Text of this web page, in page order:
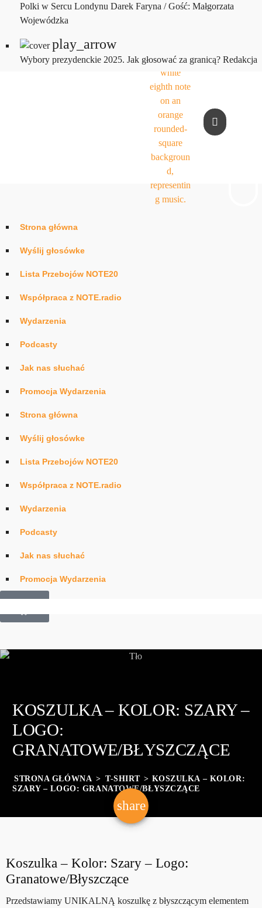
Polki w Sercu Londynu Darek Faryna / Gość: Małgorzata
Wojewódzka
play_arrow
Wybory prezydenckie 2025. Jak głosować za granicą? Redakcja
play_arrow
Strona główna
Wyślij głosówke
Lista Przebojów NOTE20
Współpraca z NOTE.radio
Wydarzenia
Podcasty
Jak nas słuchać
Promocja Wydarzenia
Strona główna
Wyślij głosówke
Lista Przebojów NOTE20
Współpraca z NOTE.radio
Wydarzenia
Podcasty
Jak nas słuchać
Promocja Wydarzenia
£0.00
KOSZULKA – KOLOR: SZARY –
LOGO:
GRANATOWE/BŁYSZCZĄCE
STRONA GŁÓWNA > T-SHIRT > KOSZULKA – KOLOR:
SZARY – LOGO: GRANATOWE/BŁYSZCZĄCE
share
email
Koszulka – Kolor: Szary – Logo:
Granatowe/Błyszczące
Przedstawiamy UNIKALNĄ koszulkę z błyszczącym elementem